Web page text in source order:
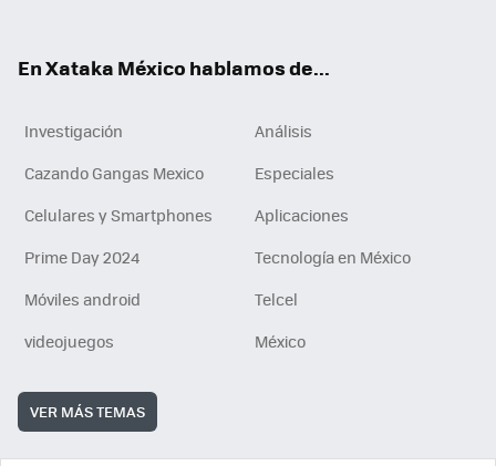
En Xataka México hablamos de...
Investigación
Análisis
Cazando Gangas Mexico
Especiales
Celulares y Smartphones
Aplicaciones
Prime Day 2024
Tecnología en México
Móviles android
Telcel
videojuegos
México
VER MÁS TEMAS